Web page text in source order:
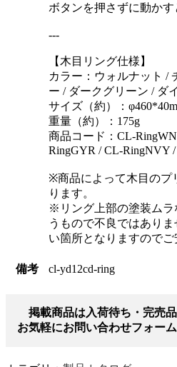
ボタンを押さずに動かす
---
【木目リング仕様】
カラー：ウォルナット /
ー / ダークグリーン / ダ
サイズ（約）：
重量（約）：175g
商品コード：CL-
RingGYR / CL-RingNVY
※商品によって木目のプ
ります。
※リング上部の塗装ムラ
うもので不良ではあり
い箇所となりますのでご
備考 cl-yd12cd-ring
掲載商品は入荷待ち・完売
お気軽にお問い合わせフォー